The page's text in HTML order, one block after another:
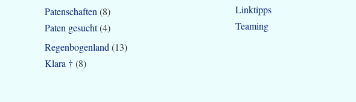
Patenschaften (8)
Paten gesucht(4)
Regenbogenland (13)
Klara † (8)
Linktipps
Teaming